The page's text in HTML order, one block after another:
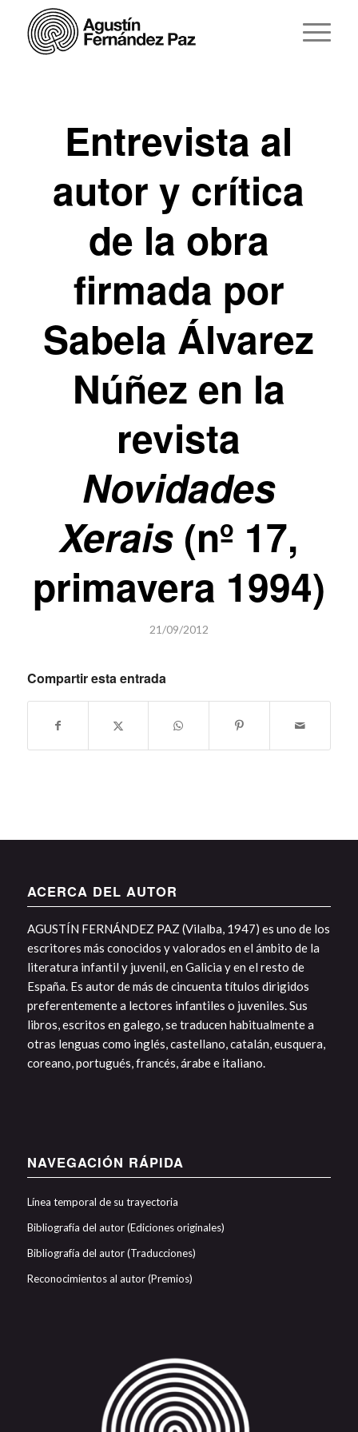
Entrevista al
autor y crítica
de la obra
firmada por
Sabela Álvarez
Núñez en la
revista
Novidades
Xerais (nº 17,
primavera 1994)
21/09/2012
Compartir esta entrada
ACERCA DEL AUTOR
AGUSTÍN FERNÁNDEZ PAZ (Vilalba, 1947) es uno de los
escritores más conocidos y valorados en el ámbito de la
literatura infantil y juvenil, en Galicia y en el resto de
España. Es autor de más de cincuenta títulos dirigidos
preferentemente a lectores infantiles o juveniles. Sus
libros, escritos en galego, se traducen habitualmente a
otras lenguas como inglés, castellano, catalán, eusquera,
coreano, portugués, francés, árabe e italiano.
NAVEGACIÓN RÁPIDA
Línea temporal de su trayectoria
Bibliografía del autor (Ediciones originales)
Bibliografía del autor (Traducciones)
Reconocimientos al autor (Premios)